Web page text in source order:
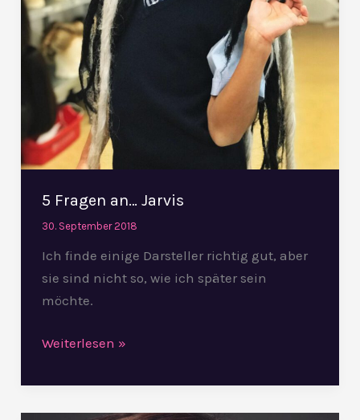
5 Fragen an… Jarvis
30. September 2018
Ich finde einige Darsteller richtig gut, aber
sie sind nicht so, wie ich später sein
möchte.
Weiterlesen »